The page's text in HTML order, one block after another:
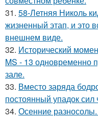
31. 58-Летняя Николь
жизненный этап, и это
внешнем виде.
32. Исторический
MS - 13 одновременно
зале.
33. Вместо заряда
постоянный упадок сил
34. Осенние